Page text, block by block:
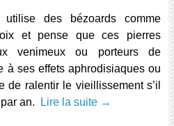
des bézoards comme
et pense que ces pierres
venimeux ou porteurs de
à ses effets aphrodisiaques ou
de ralentir le vieillissement s’il
an. Lire la suite →